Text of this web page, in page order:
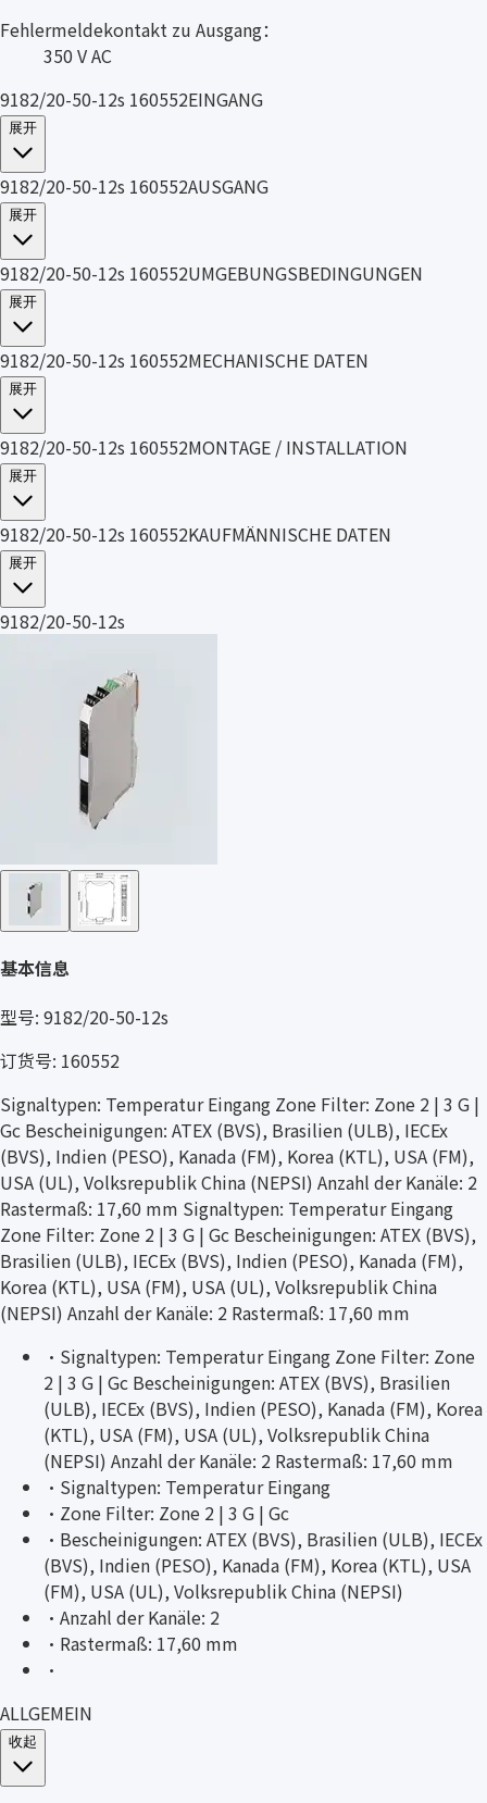
Fehlermeldekontakt zu Ausgang：
350 V AC
9182/20-50-12s 160552EINGANG
展开
9182/20-50-12s 160552AUSGANG
展开
9182/20-50-12s 160552UMGEBUNGSBEDINGUNGEN
展开
9182/20-50-12s 160552MECHANISCHE DATEN
展开
9182/20-50-12s 160552MONTAGE / INSTALLATION
展开
9182/20-50-12s 160552KAUFMÄNNISCHE DATEN
展开
9182/20-50-12s
基本信息
型号: 9182/20-50-12s
订货号: 160552
Signaltypen: Temperatur Eingang Zone Filter: Zone 2 | 3 G |
Gc Bescheinigungen: ATEX (BVS), Brasilien (ULB), IECEx
(BVS), Indien (PESO), Kanada (FM), Korea (KTL), USA (FM),
USA (UL), Volksrepublik China (NEPSI) Anzahl der Kanäle: 2
Rastermaß: 17,60 mm Signaltypen: Temperatur Eingang
Zone Filter: Zone 2 | 3 G | Gc Bescheinigungen: ATEX (BVS),
Brasilien (ULB), IECEx (BVS), Indien (PESO), Kanada (FM),
Korea (KTL), USA (FM), USA (UL), Volksrepublik China
(NEPSI) Anzahl der Kanäle: 2 Rastermaß: 17,60 mm
· Signaltypen: Temperatur Eingang Zone Filter: Zone
2 | 3 G | Gc Bescheinigungen: ATEX (BVS), Brasilien
(ULB), IECEx (BVS), Indien (PESO), Kanada (FM), Korea
(KTL), USA (FM), USA (UL), Volksrepublik China
(NEPSI) Anzahl der Kanäle: 2 Rastermaß: 17,60 mm
· Signaltypen: Temperatur Eingang
· Zone Filter: Zone 2 | 3 G | Gc
· Bescheinigungen: ATEX (BVS), Brasilien (ULB), IECEx
(BVS), Indien (PESO), Kanada (FM), Korea (KTL), USA
(FM), USA (UL), Volksrepublik China (NEPSI)
· Anzahl der Kanäle: 2
· Rastermaß: 17,60 mm
·
ALLGEMEIN
收起